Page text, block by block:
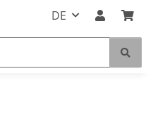
DE